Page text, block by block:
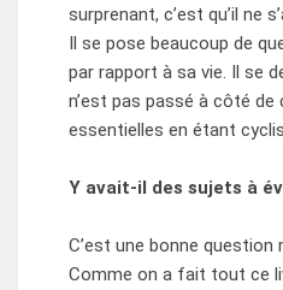
surprenant, c’est qu’il ne
Il se pose beaucoup de
par rapport à sa vie. Il se
n’est pas passé à côté
essentielles en étant
Y avait-il des sujets à
C’est une bonne
Comme on a fait tout ce